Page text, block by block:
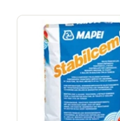
Каталог
товаров